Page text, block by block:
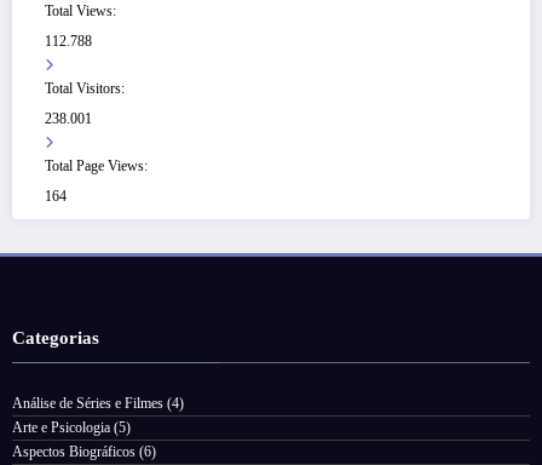
Total Views:
112.788
Total Visitors:
238.001
Total Page Views:
164
Categorias
Análise de Séries e Filmes (4)
Arte e Psicologia (5)
Aspectos Biográficos (6)